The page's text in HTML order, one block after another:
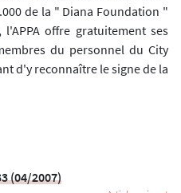
de la " Diana Foundation "
offre gratuitement ses
du personnel du City
d'y reconnaître le signe de la
(04/2007)